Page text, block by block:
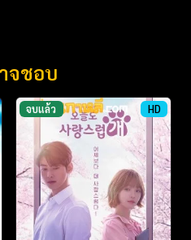
จชอบ
จบแล้ว HD